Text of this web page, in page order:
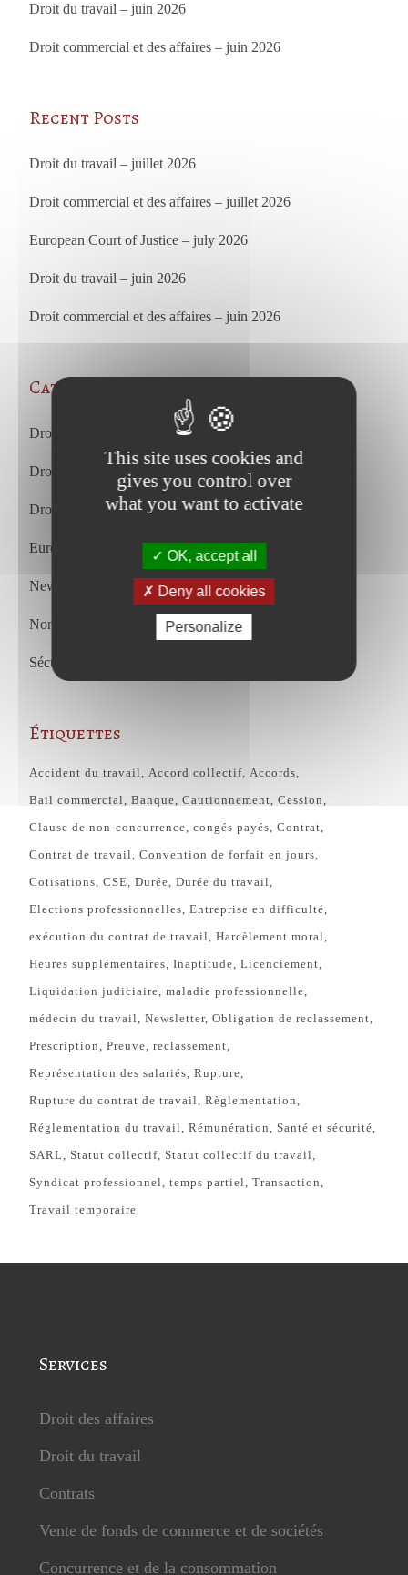
Droit du travail – juin 2026
Droit commercial et des affaires – juin 2026
Recent Posts
Droit du travail – juillet 2026
Droit commercial et des affaires – juillet 2026
European Court of Justice – july 2026
Droit du travail – juin 2026
Droit commercial et des affaires – juin 2026
Categories
Droit des affaires et droit commercial
Droit du travail
Droit du travail français et européen
European Court of Justice
Newsletter
Non classifié(e)
Sécurité sociale
Étiquettes
Accident du travail Accord collectif Accords
Bail commercial
Banque Cautionnement
Cession
Clause de non-concurrence congés payés Contrat
Contrat de travail Convention de forfait en jours
Cotisations CSE Durée Durée du travail
Elections professionnelles Entreprise en difficulté
exécution du contrat de travail Harcèlement moral
Heures supplémentaires Inaptitude Licenciement
Liquidation judiciaire maladie professionnelle
médecin du travail Newsletter Obligation de reclassement
Prescription Preuve reclassement
Représentation des salariés Rupture
Rupture du contrat de travail Règlementation
Réglementation du travail Rémunération Santé et sécurité
SARL Statut collectif Statut collectif du travail
Syndicat professionnel temps partiel Transaction
Travail temporaire
Services
Droit des affaires
Droit du travail
Contrats
Vente de fonds de commerce et de sociétés
Concurrence et de la consommation
This site uses cookies and
gives you control over
what you want to activate
OK, accept all
Deny all cookies
Personalize